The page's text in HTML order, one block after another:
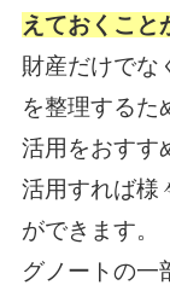
えておくこと
財産だけでな
を整理するた
活用をおすす
活用すれば様
ができます。
グノートの一